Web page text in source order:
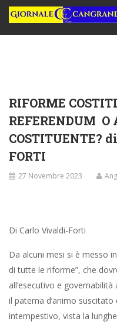
RIFORME
REFERENDUM O
COSTITUENTE?
FORTI
27 Novembre 2023
Di Carlo Vivaldi-Forti
Da alcuni mesi si è messo
di tutte le riforme”, che
all’esecutivo e
il patema d’animo
intempestivo, vista la